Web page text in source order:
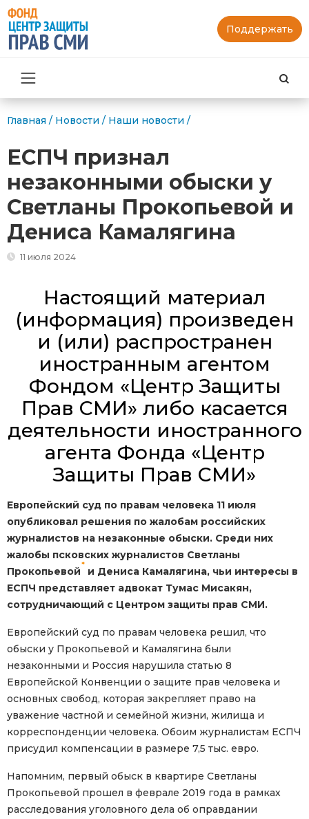
Поддержать
Главная / Новости / Наши новости /
ЕСПЧ признал
незаконными обыски у
Светланы Прокопьевой и
Дениса Камалягина
11 июля 2024
Настоящий материал
(информация) произведен
и (или) распространен
иностранным агентом
Фондом «Центр Защиты
Прав СМИ» либо касается
деятельности иностранного
агента Фонда «Центр
Защиты Прав СМИ»
Европейский суд по правам человека 11 июля
опубликовал решения по жалобам российских
журналистов на незаконные обыски. Среди них
жалобы псковских журналистов Светланы
Прокопьевой
*
и Дениса Камалягина, чьи интересы в
ЕСПЧ представляет адвокат Тумас Мисакян,
сотрудничающий с Центром защиты прав СМИ.
Европейский суд по правам человека решил, что
обыски у Прокопьевой и Камалягина были
незаконными и Россия нарушила статью 8
Европейской Конвенции о защите прав человека и
основных свобод, которая закрепляет право на
уважение частной и семейной жизни, жилища и
корреспонденции человека. Обоим журналистам ЕСПЧ
присудил компенсации в размере 7,5 тыс. евро.
Напомним, первый обыск в квартире Светланы
Прокопьевой прошел в феврале 2019 года в рамках
расследования уголовного дела об оправдании